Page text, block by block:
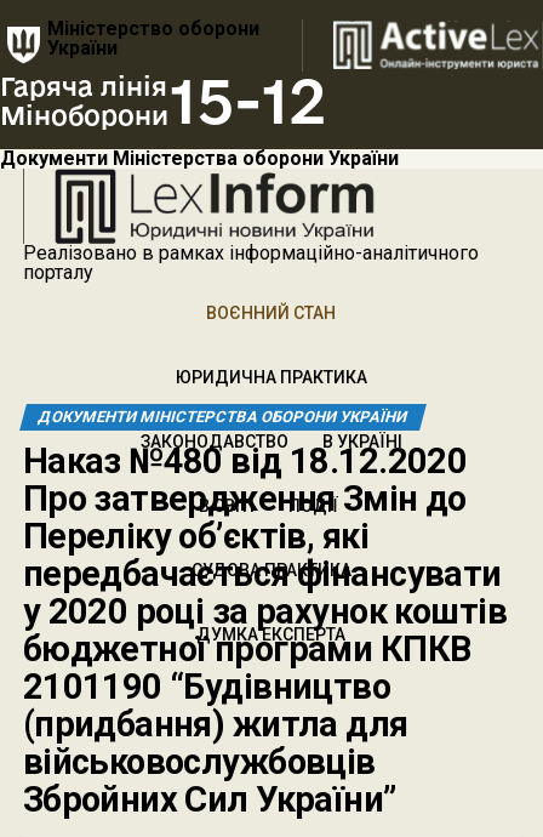
Міністерство оборони
України
Гаряча лінія
Міноборони15-12
Документи Міністерства оборони України
Реалізовано в рамках інформаційно-аналітичного
порталу
ВОЄННИЙ СТАН
ЮРИДИЧНА ПРАКТИКА
ЗАКОНОДАВСТВО В УКРАЇНІ
В СВІТІ ПОДІЇ
СУДОВА ПРАКТИКА
ДУМКА ЕКСПЕРТА
ДОКУМЕНТИ МІНІСТЕРСТВА ОБОРОНИ УКРАЇНИ
Наказ №480 від 18.12.2020
Про затвердження Змін до
Переліку об’єктів, які
передбачається фінансувати
у 2020 році за рахунок коштів
бюджетної програми КПКВ
2101190 “Будівництво
(придбання) житла для
військовослужбовців
Збройних Сил України”